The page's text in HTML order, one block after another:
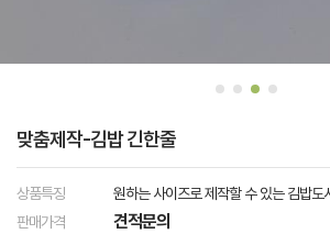
맞춤제작-김밥 긴한줄
상품특징
원하는 사이즈로 제작할 수 있는 김밥도
판매가격
견적문의